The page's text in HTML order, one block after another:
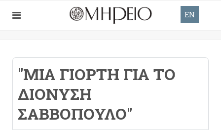
EN
"ΜΙΆ ΓΙΟΡΤΉ ΓΙΑ ΤΟ
ΔΙΟΝΎΣΗ
ΣΑΒΒΌΠΟΥΛΟ"